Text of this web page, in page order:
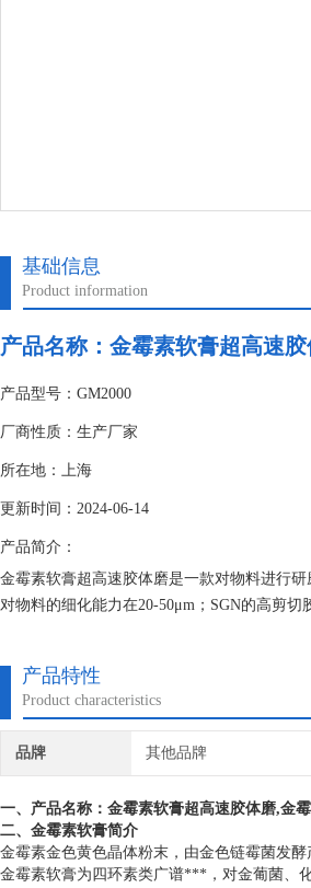
基础信息
Product information
产品名称：金霉素软膏超高速
产品型号：GM2000
厂商性质：生产厂家
所在地：上海
更新时间：2024-06-14
产品简介：
金霉素软膏超高速胶体磨是一款对物料进行
对物料的细化能力在20-50μm；SGN的高剪
产品特性
Product characteristics
品牌 其他品牌
一、产品名称：金霉素软膏超高速胶体磨,金
二、金霉素软膏简介
金霉素金色黄色晶体粉末，由金色链霉菌发
金霉素软膏为四环素类广谱***，对金葡菌、